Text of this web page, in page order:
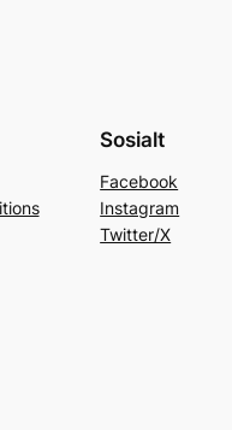
Sosialt
Facebook
Instagram
Twitter/X